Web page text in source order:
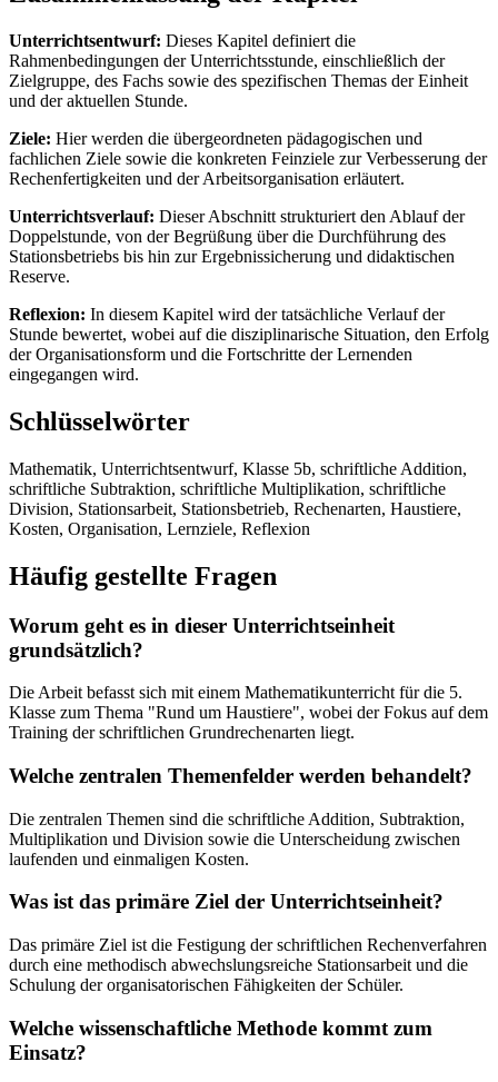
Unterrichtsentwurf: Dieses Kapitel definiert die
Rahmenbedingungen der Unterrichtsstunde, einschließlich der
Zielgruppe, des Fachs sowie des spezifischen Themas der Einheit
und der aktuellen Stunde.
Ziele: Hier werden die übergeordneten pädagogischen und
fachlichen Ziele sowie die konkreten Feinziele zur Verbesserung der
Rechenfertigkeiten und der Arbeitsorganisation erläutert.
Unterrichtsverlauf: Dieser Abschnitt strukturiert den Ablauf der
Doppelstunde, von der Begrüßung über die Durchführung des
Stationsbetriebs bis hin zur Ergebnissicherung und didaktischen
Reserve.
Reflexion: In diesem Kapitel wird der tatsächliche Verlauf der
Stunde bewertet, wobei auf die disziplinarische Situation, den Erfolg
der Organisationsform und die Fortschritte der Lernenden
eingegangen wird.
Schlüsselwörter
Mathematik, Unterrichtsentwurf, Klasse 5b, schriftliche Addition,
schriftliche Subtraktion, schriftliche Multiplikation, schriftliche
Division, Stationsarbeit, Stationsbetrieb, Rechenarten, Haustiere,
Kosten, Organisation, Lernziele, Reflexion
Häufig gestellte Fragen
Worum geht es in dieser Unterrichtseinheit
grundsätzlich?
Die Arbeit befasst sich mit einem Mathematikunterricht für die 5.
Klasse zum Thema "Rund um Haustiere", wobei der Fokus auf dem
Training der schriftlichen Grundrechenarten liegt.
Welche zentralen Themenfelder werden behandelt?
Die zentralen Themen sind die schriftliche Addition, Subtraktion,
Multiplikation und Division sowie die Unterscheidung zwischen
laufenden und einmaligen Kosten.
Was ist das primäre Ziel der Unterrichtseinheit?
Das primäre Ziel ist die Festigung der schriftlichen Rechenverfahren
durch eine methodisch abwechslungsreiche Stationsarbeit und die
Schulung der organisatorischen Fähigkeiten der Schüler.
Welche wissenschaftliche Methode kommt zum
Einsatz?